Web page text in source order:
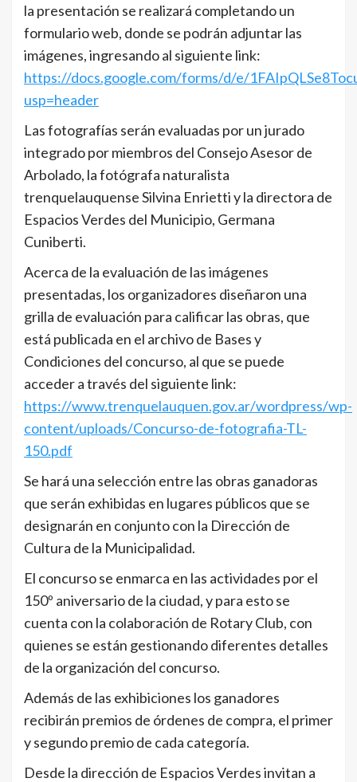
la presentación se realizará completando un
formulario web, donde se podrán adjuntar las
imágenes, ingresando al siguiente link:
https://docs.google.com/forms/d/e/
usp=header
Las fotografías serán evaluadas por un jurado
integrado por miembros del Consejo Asesor de
Arbolado, la fotógrafa naturalista
trenquelauquense Silvina Enrietti y la directora de
Espacios Verdes del Municipio, Germana
Cuniberti.
Acerca de la evaluación de las imágenes
presentadas, los organizadores diseñaron una
grilla de evaluación para calificar las obras, que
está publicada en el archivo de Bases y
Condiciones del concurso, al que se puede
acceder a través del siguiente link:
https://www.trenquelauquen.gov.ar/wordpress/wp-
content/uploads/Concurso-de-fotografia-TL-
150.pdf
Se hará una selección entre las obras ganadoras
que serán exhibidas en lugares públicos que se
designarán en conjunto con la Dirección de
Cultura de la Municipalidad.
El concurso se enmarca en las actividades por el
150º aniversario de la ciudad, y para esto se
cuenta con la colaboración de Rotary Club, con
quienes se están gestionando diferentes detalles
de la organización del concurso.
Además de las exhibiciones los ganadores
recibirán premios de órdenes de compra, el primer
y segundo premio de cada categoría.
Desde la dirección de Espacios Verdes invitan a